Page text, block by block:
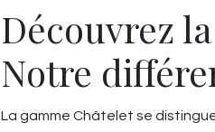
Découvrez
Notre
La gamme Châtelet se